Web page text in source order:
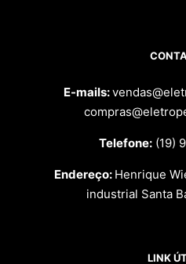
E-mails:
Telefone:(19)
Endereço: Henrique
industrial Santa
LINK